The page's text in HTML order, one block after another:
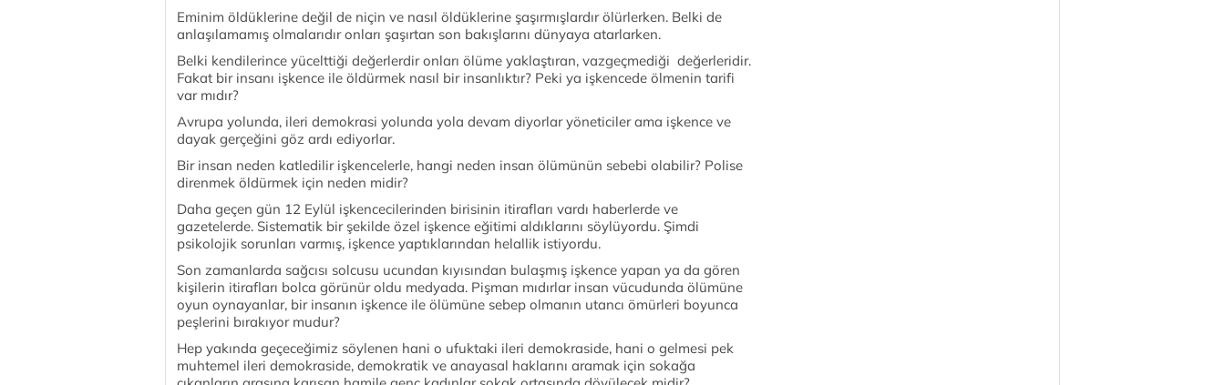
Eminim öldüklerine değil de niçin ve nasıl öldüklerine şaşırmışlardır ölürlerken. Belki de
anlaşılamamış olmalarıdır onları şaşırtan son bakışlarını dünyaya atarlarken.
Belki kendilerince yücelttiği değerlerdir onları ölüme yaklaştıran, vazgeçmediği değerleridir.
Fakat bir insanı işkence ile öldürmek nasıl bir insanlıktır? Peki ya işkencede ölmenin tarifi
var mıdır?
Avrupa yolunda, ileri demokrasi yolunda yola devam diyorlar yöneticiler ama işkence ve
dayak gerçeğini göz ardı ediyorlar.
Bir insan neden katledilir işkencelerle, hangi neden insan ölümünün sebebi olabilir? Polise
direnmek öldürmek için neden midir?
Daha geçen gün 12 Eylül işkencecilerinden birisinin itirafları vardı haberlerde ve
gazetelerde. Sistematik bir şekilde özel işkence eğitimi aldıklarını söylüyordu. Şimdi
psikolojik sorunları varmış, işkence yaptıklarından helallik istiyordu.
Son zamanlarda sağcısı solcusu ucundan kıyısından bulaşmış işkence yapan ya da gören
kişilerin itirafları bolca görünür oldu medyada. Pişman mıdırlar insan vücudunda ölümüne
oyun oynayanlar, bir insanın işkence ile ölümüne sebep olmanın utancı ömürleri boyunca
peşlerini bırakıyor mudur?
Hep yakında geçeceğimiz söylenen hani o ufuktaki ileri demokraside, hani o gelmesi pek
muhtemel ileri demokraside, demokratik ve anayasal haklarını aramak için sokağa